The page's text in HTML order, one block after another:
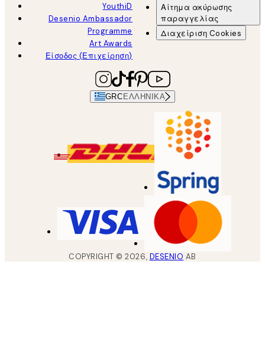
YouthiD
Desenio Ambassador
Programme
Art Awards
Είσοδος (Επιχείρηση)
Αίτημα ακύρωσης
παραγγελίας
Διαχείριση Cookies
GRC ΕΛΛΗΝΙΚΆ
COPYRIGHT ©2026, DESENIO AB